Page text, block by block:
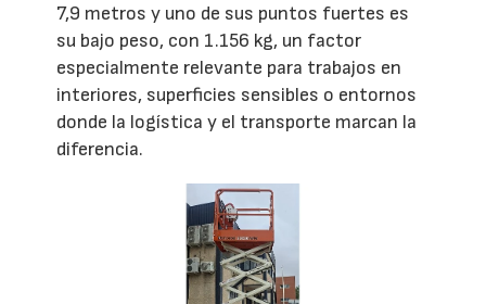
7,9 metros y uno de sus puntos fuertes es
su bajo peso, con 1.156 kg, un factor
especialmente relevante para trabajos en
interiores, superficies sensibles o entornos
donde la logística y el transporte marcan la
diferencia.